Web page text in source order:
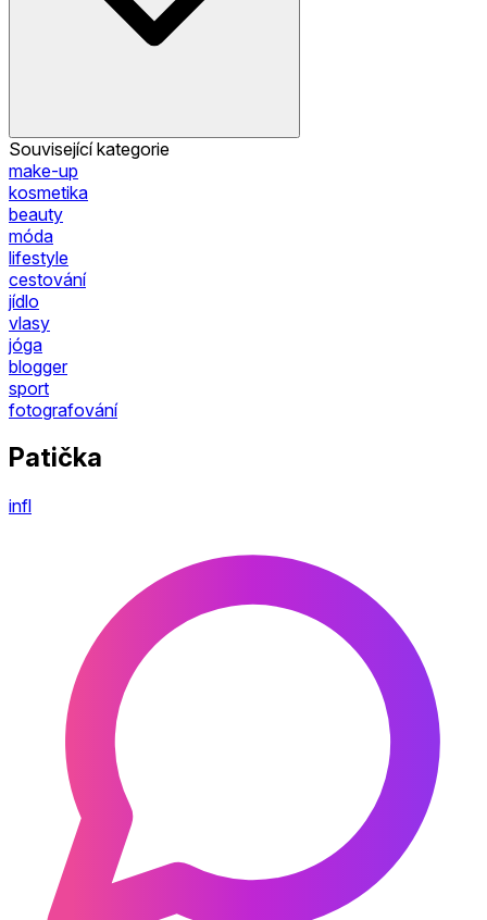
Související kategorie
make-up
kosmetika
beauty
móda
lifestyle
cestování
jídlo
vlasy
jóga
blogger
sport
fotografování
Patička
infl